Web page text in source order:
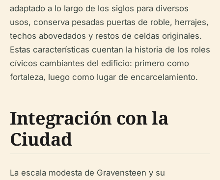
adaptado a lo largo de los siglos para diversos
usos, conserva pesadas puertas de roble, herrajes,
techos abovedados y restos de celdas originales.
Estas características cuentan la historia de los roles
cívicos cambiantes del edificio: primero como
fortaleza, luego como lugar de encarcelamiento.
Integración con la
Ciudad
La escala modesta de Gravensteen y su